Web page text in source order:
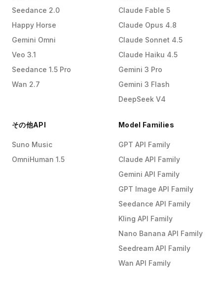
Seedance 2.0
Happy Horse
Gemini Omni
Veo 3.1
Seedance 1.5 Pro
Wan 2.7
Claude Fable 5
Claude Opus 4.8
Claude Sonnet 4.5
Claude Haiku 4.5
Gemini 3 Pro
Gemini 3 Flash
DeepSeek V4
その他API
Suno Music
OmniHuman 1.5
Model Families
GPT API Family
Claude API Family
Gemini API Family
GPT Image API Family
Seedance API Family
Kling API Family
Nano Banana API Family
Seedream API Family
Wan API Family